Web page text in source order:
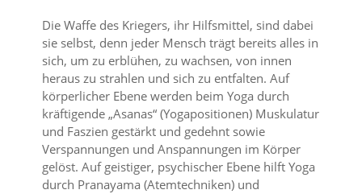
Die Waffe des Kriegers, ihr Hilfsmittel, sind dabei
sie selbst, denn jeder Mensch trägt bereits alles in
sich, um zu erblühen, zu wachsen, von innen
heraus zu strahlen und sich zu entfalten. Auf
körperlicher Ebene werden beim Yoga durch
kräftigende „Asanas“ (Yogapositionen) Muskulatur
und Faszien gestärkt und gedehnt sowie
Verspannungen und Anspannungen im Körper
gelöst. Auf geistiger, psychischer Ebene hilft Yoga
durch Pranayama (Atemtechniken) und